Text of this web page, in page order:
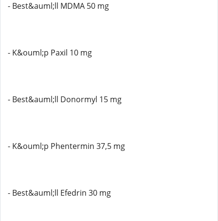
- Best&auml;ll MDMA 50 mg
- K&ouml;p Paxil 10 mg
- Best&auml;ll Donormyl 15 mg
- K&ouml;p Phentermin 37,5 mg
- Best&auml;ll Efedrin 30 mg